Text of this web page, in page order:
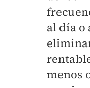
al día o
menos